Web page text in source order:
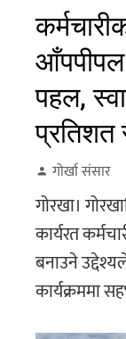
आँपपीपल
पहल,
प्रतिशत
गोर्खा संसार
गोरखा।
कार्यरत
बनाउने
कार्यक्रममा